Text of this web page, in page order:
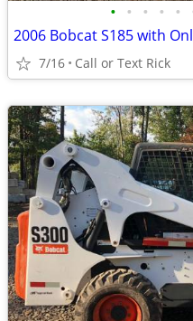
• • • • •
2006 Bobcat S185 with
7/16 Call or Text Rick